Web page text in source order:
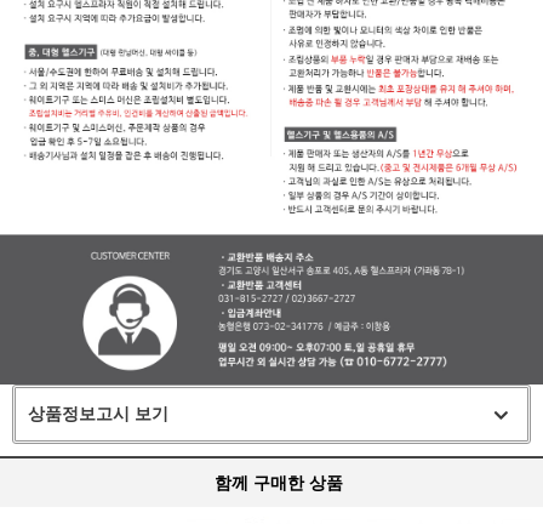
상품정보고시 보기
함께 구매한 상품